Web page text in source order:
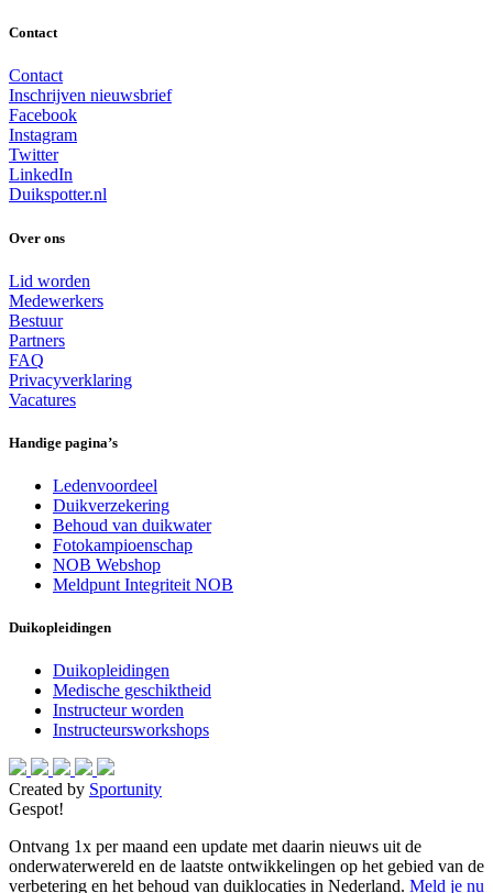
Contact
Contact
Inschrijven nieuwsbrief
Facebook
Instagram
Twitter
LinkedIn
Duikspotter.nl
Over ons
Lid worden
Medewerkers
Bestuur
Partners
FAQ
Privacyverklaring
Vacatures
Handige pagina’s
Ledenvoordeel
Duikverzekering
Behoud van duikwater
Fotokampioenschap
NOB Webshop
Meldpunt Integriteit NOB
Duikopleidingen
Duikopleidingen
Medische geschiktheid
Instructeur worden
Instructeursworkshops
Created by Sportunity
Gespot!
Ontvang 1x per maand een update met daarin nieuws uit de
onderwaterwereld en de laatste ontwikkelingen op het gebied van de
verbetering en het behoud van duiklocaties in Nederland. Meld je nu